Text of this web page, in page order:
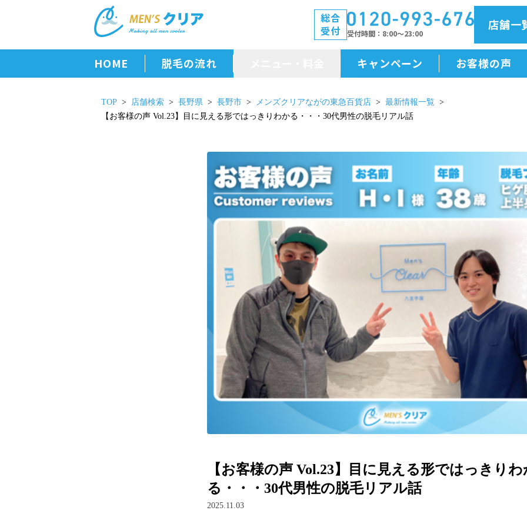
総合
受付
受付時間 8:00～23:00
店舗一
HOME 脱毛の流れ
メニュー・料金
キャンペーン お客様の声
TOP 店舗検索 長野県 長野市 メンズクリアながの東急百貨店
最新情報一覧
【お客様の声 Vol.23】目に見える形ではっきりわかる・・・30代男性の脱毛リアル話
【お客様の声 Vol.23】目に見える形ではっきりわ
る・・・30代男性の脱毛リアル話
2025.11.03